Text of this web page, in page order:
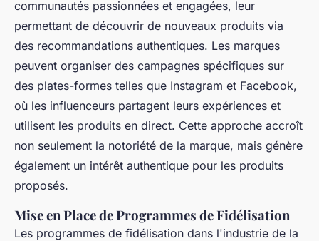
communautés passionnées et engagées, leur
permettant de découvrir de nouveaux produits via
des recommandations authentiques. Les marques
peuvent organiser des campagnes spécifiques sur
des plates-formes telles que Instagram et Facebook,
où les influenceurs partagent leurs expériences et
utilisent les produits en direct. Cette approche accroît
non seulement la notoriété de la marque, mais génère
également un intérêt authentique pour les produits
proposés.
Mise en Place de Programmes de Fidélisation
Les programmes de fidélisation dans l'industrie de la